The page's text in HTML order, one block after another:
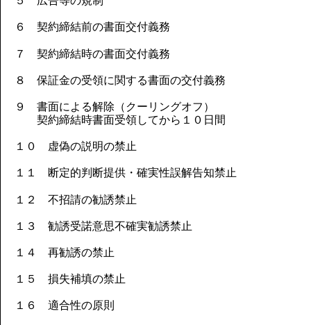
６ 契約締結前の書面交付義務
７ 契約締結時の書面交付義務
８ 保証金の受領に関する書面の交付義務
９ 書面による解除（クーリングオフ）
契約締結時書面受領してから１０日間
１０ 虚偽の説明の禁止
１１ 断定的判断提供・確実性誤解告知禁止
１２ 不招請の勧誘禁止
１３ 勧誘受諾意思不確実勧誘禁止
１４ 再勧誘の禁止
１５ 損失補填の禁止
１６ 適合性の原則